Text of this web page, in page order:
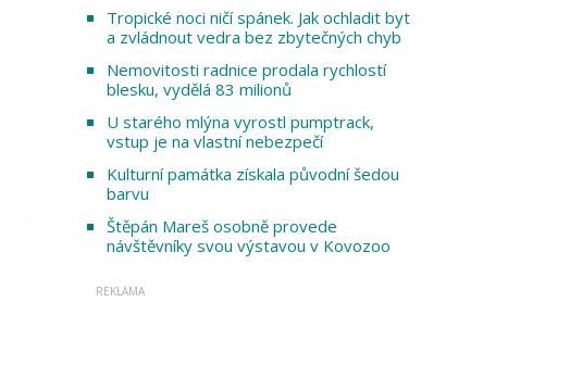
Tropické noci ničí spánek. Jak ochladit byt
a zvládnout vedra bez zbytečných chyb
Nemovitosti radnice prodala rychlostí
blesku, vydělá 83 milionů
U starého mlýna vyrostl pumptrack,
vstup je na vlastní nebezpečí
Kulturní památka získala původní šedou
barvu
Štěpán Mareš osobně provede
návštěvníky svou výstavou v Kovozoo